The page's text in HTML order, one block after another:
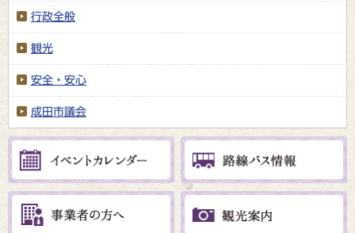
行政全般
観光
安全・安心
成田市議会